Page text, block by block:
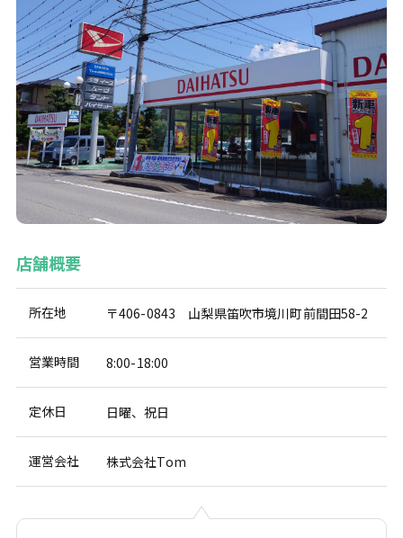
店舗概要
所在地 〒406-0843 山梨県笛吹市境川町前間田58-2
営業時間 8:00-18:00
定休日 日曜、祝日
運営会社 株式会社Tom